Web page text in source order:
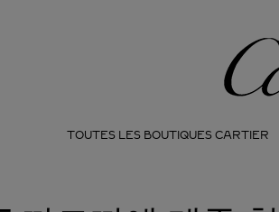
Cartier
TOUTES LES BOUTIQUES CARTIER